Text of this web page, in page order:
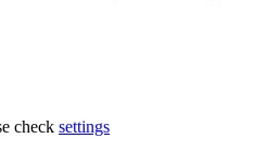
check settings